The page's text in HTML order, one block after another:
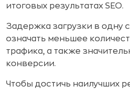
итоговых результатах SEO.
Задержка загрузки в одну
означать меньшее
трафика, а также
конверсии.
Чтобы достичь наилучших